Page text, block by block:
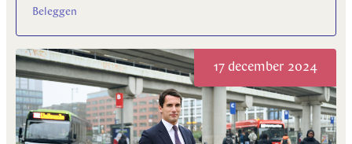
Beleggen
17 december 2024